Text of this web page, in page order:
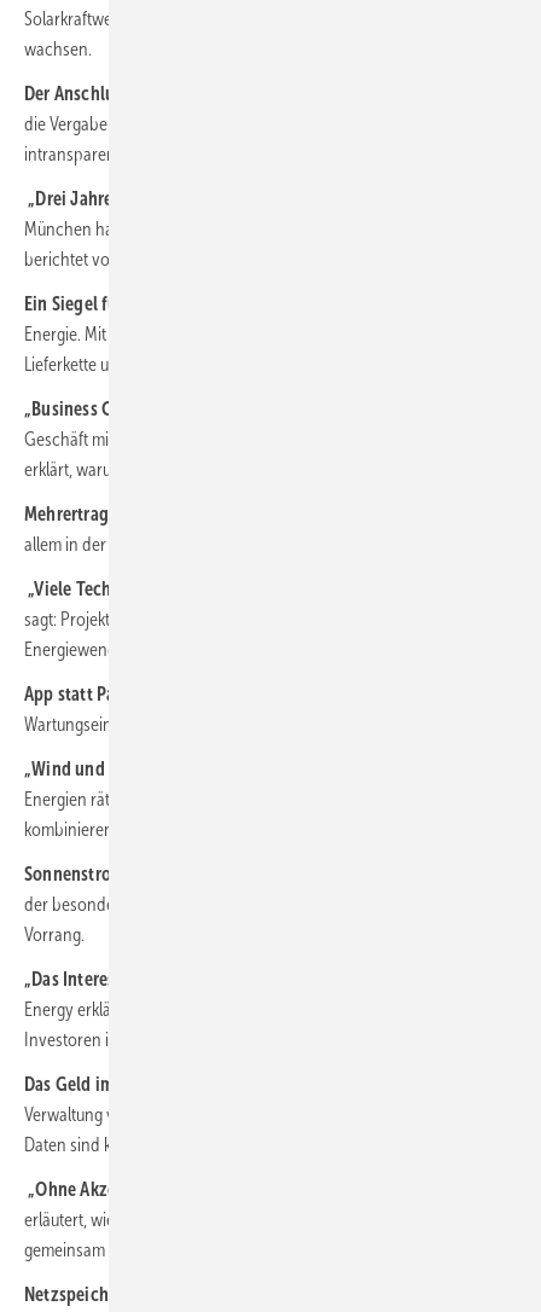
Solarkraftwerke gewinnt an Bedeutung und dürfte 2024 weiter
wachsen.
Der Anschluss ist (k)ein Glücksspiel:
die Vergabe der Anschlusspunkte durch die Netzbetreiber
intransparent und ungeregelt. Das muss sich ändern.
„Drei Jahre bis zum Votum“:
München hat ein Verfahren bei der Clearingstelle angestrengt. Er
berichtet von seinen Erfahrungen.
Ein Siegel für grüne Investitionen:
Energie. Mit der ESG-Prüfung weisen sie soziale Standards in der
Lieferkette und Naturschutz nach.
„Business Case für Investoren“:
Geschäft mit Green Assets eingestiegen. CEO Christian Hürlimann
erklärt, warum.
Mehrertrag im Winter:
allem in der kalten Jahreszeit von alpinen Bedingungen zu profitieren.
„Viele Technologien bieten“:
sagt: Projektierer sollten sich breit aufstellen, um das große Ganze der
Energiewende nicht zu vergessen.
App statt Papierkram:
Wartungseinsätze effizienter planen. Die Mitarbeiter sparen viel Zeit.
„Wind und Sonne passen gut“:
Energien rät, Photovoltaik und Windkraft in Hybridprojekten zu
kombinieren.
Sonnenstrom für den Airport:
der besondere Auflagen erfüllen musste. Denn die Flugsicherheit hat
Vorrang.
„Das Interesse der Anleger wächst“:
Energy erklärt, welche Erwartungen private und institutionelle
Investoren in Solarprojekte haben.
Das Geld im Blick behalten (Webinar):
Verwaltung von Solarparks ist ohne Software kaum möglich. Denn die
Daten sind komplex.
„Ohne Akzeptanz keine Projekte“:
erläutert, wie größere Projekte zum Erfolg geführt werden –
gemeinsam mit allen Beteiligten.
Netzspeicher werden Standard: